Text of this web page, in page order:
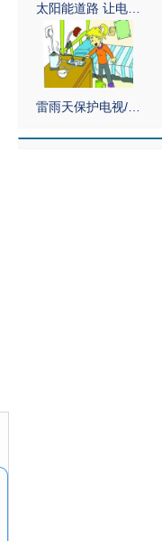
太阳能道路 让电…
雷雨天保护电视/…